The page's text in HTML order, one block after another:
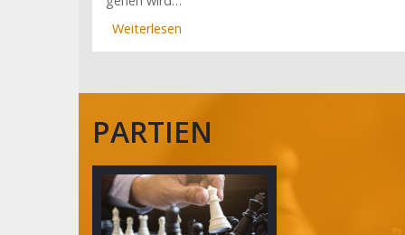
Weiterlesen
schöpft
wieder
(10.
Spieltag)
PARTIEN